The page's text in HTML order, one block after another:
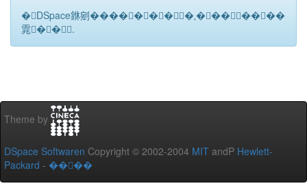
�DSpace銝剜�������★��������
雿��.
Theme by
DSpace Softwaren Copyright © 2002-2004 MIT andP Hewlett-
Packard - ����